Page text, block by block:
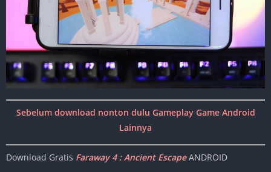
Sebelum download nonton dulu Gameplay Game Android
Lainnya
Download Gratis Faraway 4 : Ancient EscapeANDROID